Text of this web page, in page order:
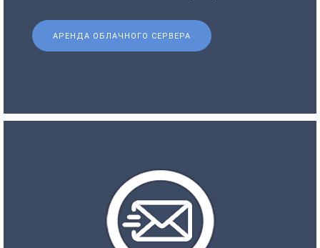
АРЕНДА ОБЛАЧНОГО СЕРВЕРА